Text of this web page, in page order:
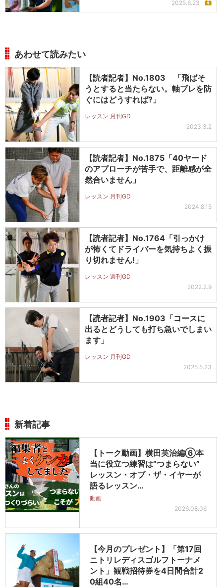
2025.6.23
あわせて読みたい
【読者記者】No.1803 「飛ばそ
うとすると当たらない。軸ブレを防
ぐにはどうすれば?」
レッスン 月刊GD
2023.3.2
【読者記者】No.1875「40ヤード
のアプローチが苦手で、距離感が全
然合いません」
レッスン 月刊GD
2024.8.15
【読者記者】No.1764「引っかけ
が怖くてドライバーを気持ちよく振
り切れません!」
レッスン 週刊GD
2022.2.9
【読者記者】No.1903「コースに
出るとどうしても打ち急いでしまい
ます」
レッスン 月刊GD
2025.5.23
新着記事
【トーク動画】横田英治編⑥本
当に役立つ練習は“つまらない”
レッスン・オブ・ザ・イヤーが
語るレッスン…
動画
2026.08.06
【今月のプレゼント】「第17回
ニトリレディスゴルフトーナメ
ント」観戦招待券を4日間合計2
0組40名…